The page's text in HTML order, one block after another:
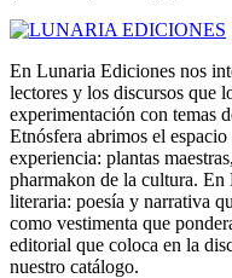
En Lunaria Ediciones nos
lectores y los discursos que
experimentación con temas
Etnósfera abrimos el
experiencia: plantas
pharmakon de la cultura. En
literaria: poesía y narrativa
como vestimenta que
editorial que coloca en la
nuestro catálogo.